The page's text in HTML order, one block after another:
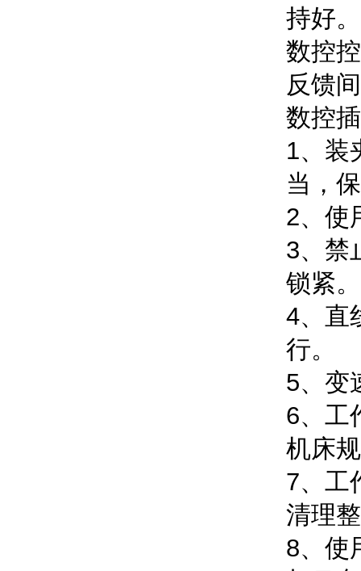
持好。
数控
反馈
数控
1、装
当，
2、使
3、禁
锁紧。
4、直
行。
5、变
6、工
机床
7、工
清理
8、使